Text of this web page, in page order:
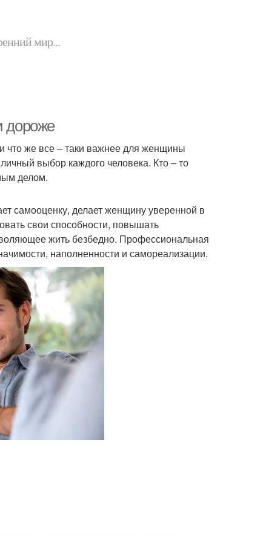
мир...
дороже
что же все – таки важнее для женщины
выбор каждого человека. Кто – то
делом.
самооценку, делает женщину уверенной в
свои способности, повышать
жить безбедно. Профессиональная
наполненности и самореализации.